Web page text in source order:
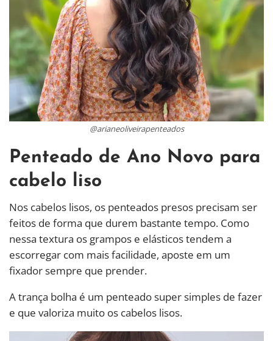
@arianeoliveirapenteados
Penteado de Ano Novo para
cabelo liso
Nos cabelos lisos, os penteados presos precisam ser
feitos de forma que durem bastante tempo. Como
nessa textura os grampos e elásticos tendem a
escorregar com mais facilidade, aposte em um
fixador sempre que prender.
A trança bolha é um penteado super simples de fazer
e que valoriza muito os cabelos lisos.